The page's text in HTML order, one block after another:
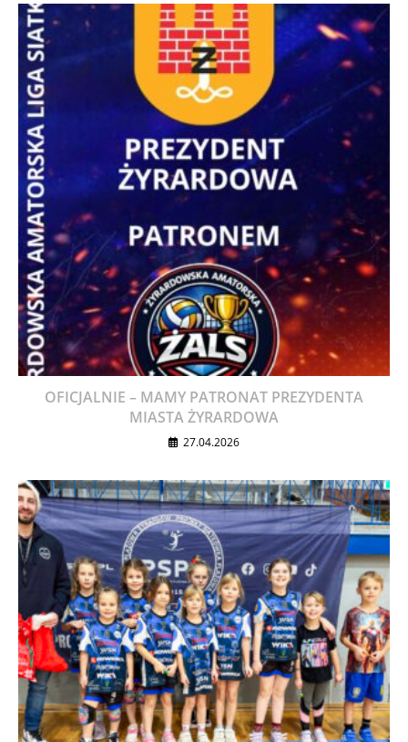
OFICJALNIE – MAMY PATRONAT PREZYDENTA
MIASTA ŻYRARDOWA
27.04.2026